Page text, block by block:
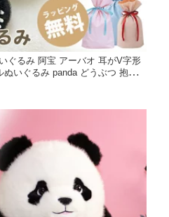
ぐるみ 阿宝 アーバオ 耳がV字形
いぐるみ panda どうぶつ 抱き枕
わいい 大きい 動物 可愛い 添寝
いぐるみパンダ 退職祝い